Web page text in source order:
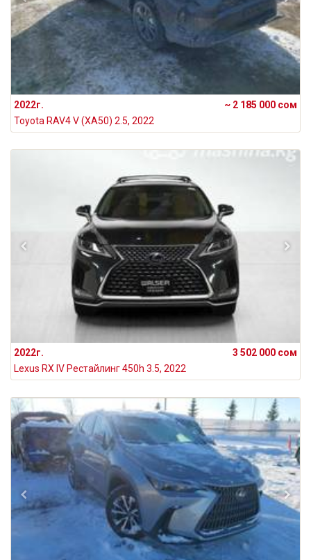
2022г.
~ 2 185 000 сом
Toyota RAV4 V (XA50) 2.5, 2022
2022г.
3 502 000 сом
Lexus RX IV Рестайлинг 450h 3.5, 2022